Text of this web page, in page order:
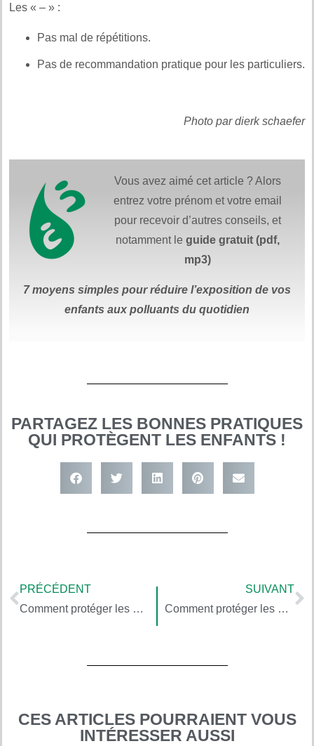
Les « – » :
Pas mal de répétitions.
Pas de recommandation pratique pour les particuliers.
Photo par dierk schaefer
Vous avez aimé cet article ? Alors
entrez votre prénom et votre email
pour recevoir d’autres conseils, et
notamment le guide gratuit (pdf,
mp3)
7 moyens simples pour réduire l’exposition de vos
enfants aux polluants du quotidien
PARTAGEZ LES BONNES PRATIQUES
QUI PROTÈGENT LES ENFANTS !
PRÉCÉDENT
Comment protéger les enfants des environnements obésogènes, avec Stephan Guyenet (1/5)
SUIVANT
Comment protéger les enfants des environnements obésogènes, avec Stephan Guyenet (2/5)
CES ARTICLES POURRAIENT VOUS
INTÉRESSER AUSSI